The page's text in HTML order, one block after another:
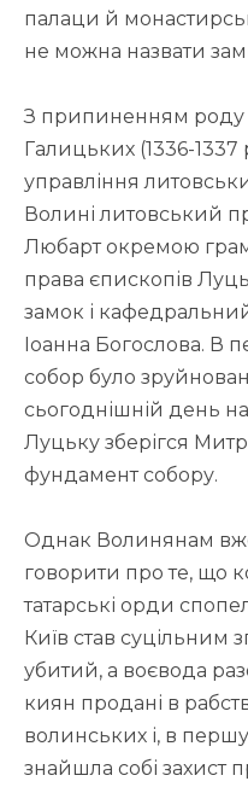
палаци й
не можна назвати
З припиненням роду
Галицьких (1336-
управління
Волині литовський
Любарт окремою
права єпископів
замок і
Іоанна Богослова. В
собор було
сьогоднішній день
Луцьку зберігся
фундамент собору.
Однак Волинянам
говорити про те, що
татарські орди
Київ став суцільним
убитий, а воєвода
киян продані в
волинських і, в
знайшла собі захист